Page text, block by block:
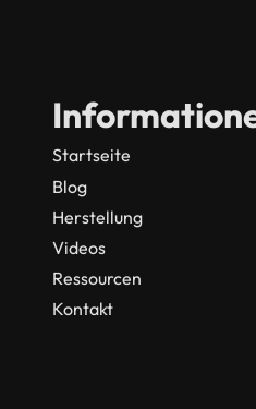
Startseite
Blog
Herstellung
Videos
Ressourcen
Kontakt